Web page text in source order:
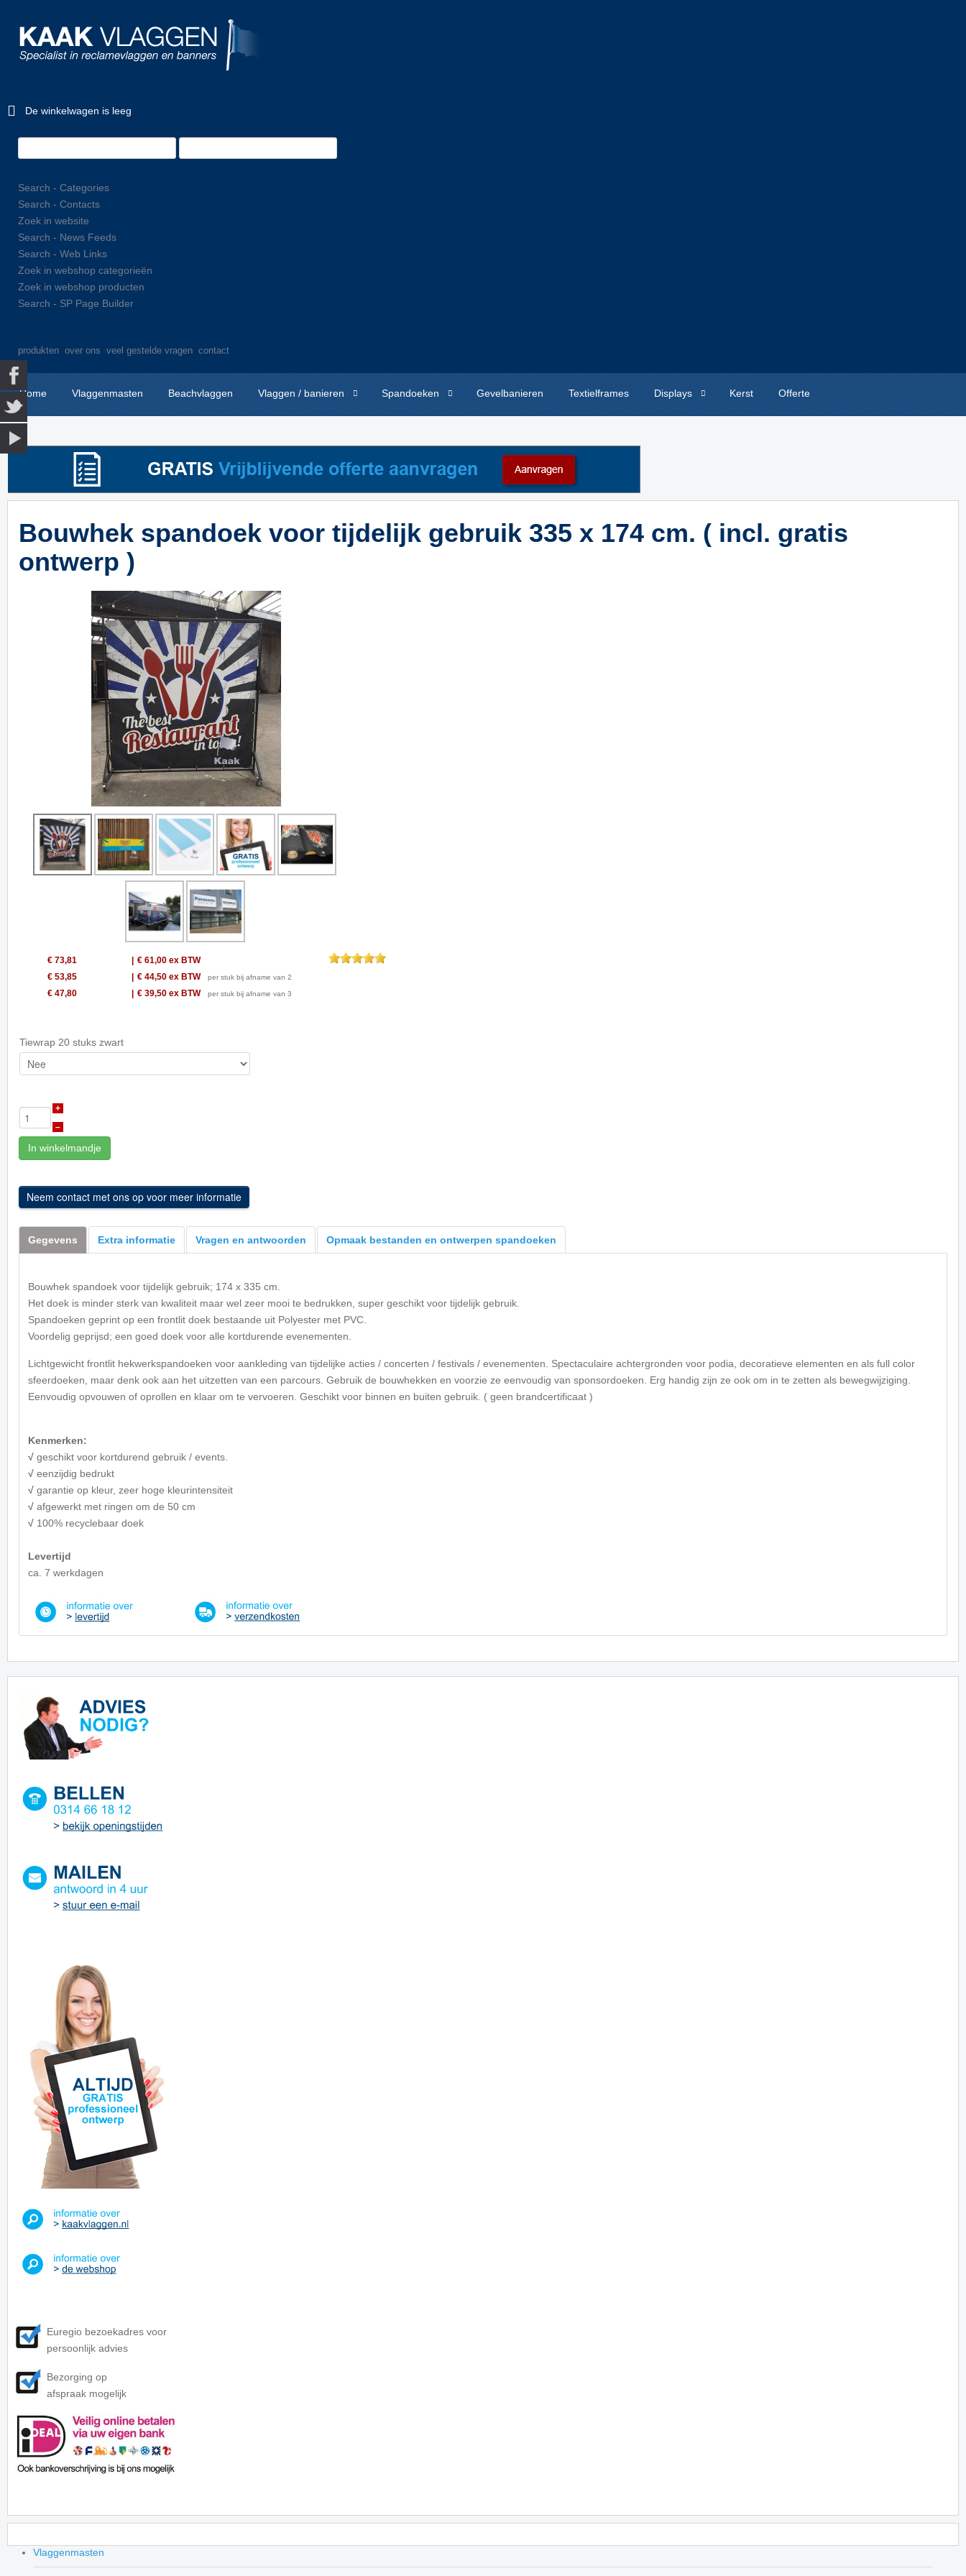
De winkelwagen is leeg
Search - Categories
Search - Contacts
Zoek in website
Search - News Feeds
Search - Web Links
Zoek in webshop categorieën
Zoek in webshop producten
Search - SP Page Builder
produkten over ons veel gestelde vragen contact
Home Vlaggenmasten Beachvlaggen Vlaggen / banieren Spandoeken Gevelbanieren Textielframes Displays Kerst Offerte
Bouwhek spandoek voor tijdelijk gebruik 335 x 174 cm. ( incl. gratis
ontwerp )
€ 73,81 € 61,00 ex BTW
€ 53,85
€ 44,50 ex BTW per stuk bij afname van 2
€ 47,80 € 39,50 ex BTW per stuk bij afname van 3
Tiewrap 20 stuks zwart
+
–
In winkelmandje
Gegevens Extra informatie Vragen en antwoorden Opmaak bestanden en ontwerpen spandoeken
Bouwhek spandoek voor tijdelijk gebruik; 174 x 335 cm.
Het doek is minder sterk van kwaliteit maar wel zeer mooi te bedrukken, super geschikt voor tijdelijk gebruik.
Spandoeken geprint op een frontlit doek bestaande uit Polyester met PVC.
Voordelig geprijsd; een goed doek voor alle kortdurende evenementen.
Lichtgewicht frontlit hekwerkspandoeken voor aankleding van tijdelijke acties / concerten / festivals / evenementen. Spectaculaire achtergronden voor podia, decoratieve elementen en als full color
sfeerdoeken, maar denk ook aan het uitzetten van een parcours. Gebruik de bouwhekken en voorzie ze eenvoudig van sponsordoeken. Erg handig zijn ze ook om in te zetten als bewegwijziging.
Eenvoudig opvouwen of oprollen en klaar om te vervoeren. Geschikt voor binnen en buiten gebruik. ( geen brandcertificaat )
Kenmerken:
√ geschikt voor kortdurend gebruik / events.
√ eenzijdig bedrukt
√ garantie op kleur, zeer hoge kleurintensiteit
√ afgewerkt met ringen om de 50 cm
√ 100% recyclebaar doek
Levertijd
ca. 7 werkdagen
Euregio bezoekadres voor
persoonlijk advies
Bezorging op
afspraak mogelijk
Vlaggenmasten